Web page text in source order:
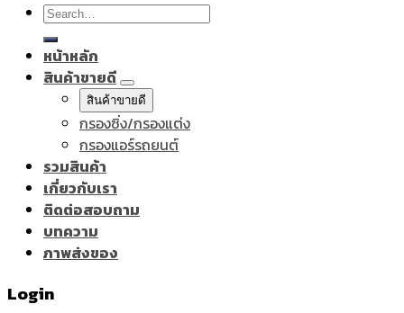
Search
for:
หน้าหลัก
สินค้าขายดี
สินค้าขายดี
กรองซิ่ง/กรองแต่ง
กรองแอร์รถยนต์
รวมสินค้า
เกี่ยวกับเรา
ติดต่อสอบถาม
บทความ
ภาพส่งของ
Login